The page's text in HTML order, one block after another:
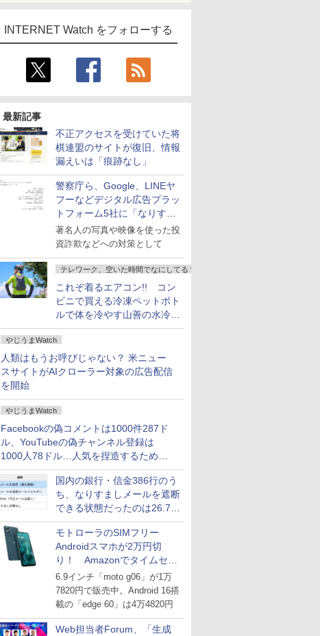
INTERNET Watch をフォローする
最新記事
不正アクセスを受けていた将
棋連盟のサイトが復旧、情報
漏えいは「痕跡なし」
警察庁ら、Google、LINEヤ
フーなどデジタル広告プラッ
トフォーム5社に「なりすま
し詐欺広告」対策強化を要請
著名人の写真や映像を使った投
資詐欺などへの対策として
テレワーク、空いた時間でなにしてる？
これぞ着るエアコン!! コン
ビニで買える冷凍ペットボト
ルで体を冷やす山善の水冷ベ
ストがロードバイクにちょう
どいい【ぼっち・ざ・ろー
ど！その14】
やじうまWatch
人類はもうお呼びじゃない？ 米ニュー
スサイトがAIクローラー対象の広告配信
を開始
やじうまWatch
Facebookの偽コメントは1000件287ド
ル、YouTubeの偽チャンネル登録は
1000人78ドル…人気を捏造するための
価格リストが公開中
国内の銀行・信金386行のう
ち、なりすましメールを遮断
できる状態だったのは26.7％
にとどまる～GMOブランド
セキュリティ調査
モトローラのSIMフリー
Androidスマホが2万円切
り！ Amazonでタイムセー
ル
6.9インチ「moto g06」が1万
7820円で販売中。Android 16搭
載の「edge 60」は4万4820円
Web担当者Forum、「生成